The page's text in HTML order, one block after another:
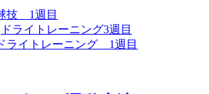
技 1週目
ドライトレーニング3週目
ドライトレーニング 1週目